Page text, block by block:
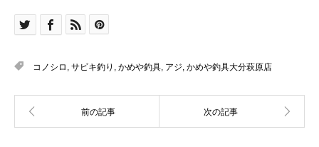
コノシロ , サビキ釣り , かめや釣具, アジ, かめや釣具大分萩原店